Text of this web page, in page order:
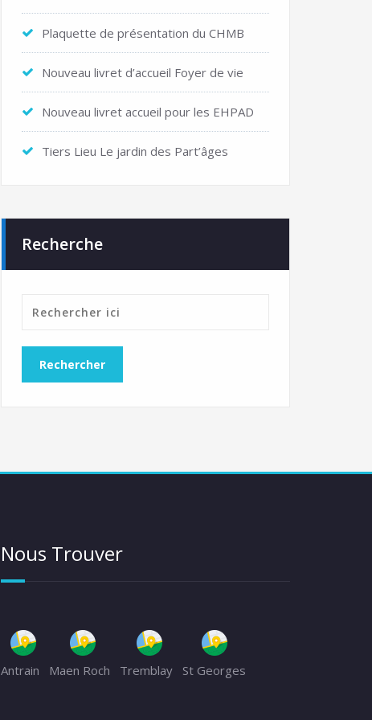
Plaquette de présentation du CHMB
Nouveau livret d’accueil Foyer de vie
Nouveau livret accueil pour les EHPAD
Tiers Lieu Le jardin des Part’âges
Recherche
Nous Trouver
Antrain Maen Roch Tremblay St Georges